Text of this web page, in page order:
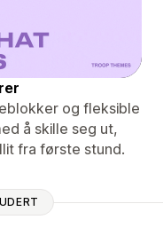
og fleksible
å skille seg ut,
fra første stund.